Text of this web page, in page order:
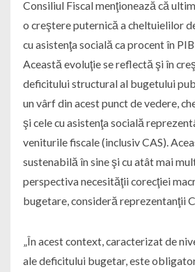
Consiliul Fiscal menţionează că
o creştere puternică a cheltuielilor
cu asistenţa socială ca procent în
Această evoluţie se reflectă şi în
deficitului structural al bugetului
un vârf din acest punct de vedere,
şi cele cu asistenţa socială
veniturile fiscale (inclusiv CAS).
sustenabilă în sine şi cu atât mai
perspectiva necesităţii corecţiei
bugetare, consideră reprezentanţii
„În acest context, caracterizat de
ale deficitului bugetar, este